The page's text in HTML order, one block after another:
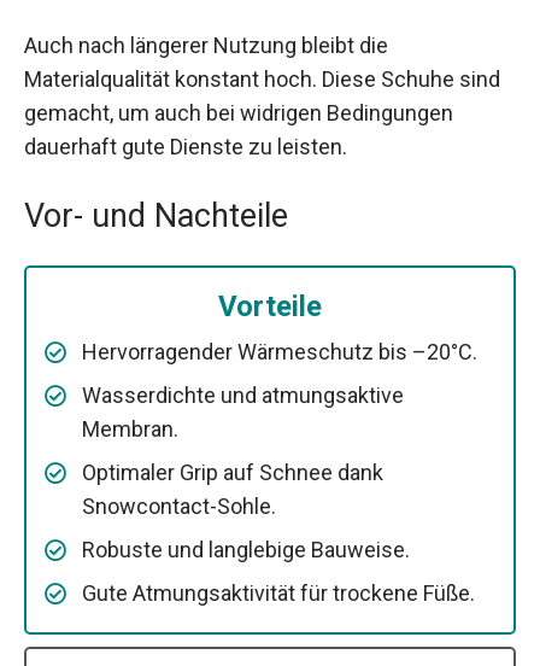
Auch nach längerer Nutzung bleibt die
Materialqualität konstant hoch. Diese Schuhe sind
gemacht, um auch bei widrigen Bedingungen
dauerhaft gute Dienste zu leisten.
Vor- und Nachteile
Vorteile
Hervorragender Wärmeschutz bis –20°C.
Wasserdichte und atmungsaktive
Membran.
Optimaler Grip auf Schnee dank
Snowcontact-Sohle.
Robuste und langlebige Bauweise.
Gute Atmungsaktivität für trockene Füße.